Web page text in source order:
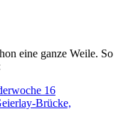
eine ganze Weile. So
16
Brücke,